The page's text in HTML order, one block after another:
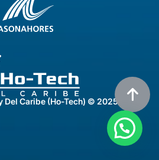
Del Caribe (Ho-Tech) © 2025